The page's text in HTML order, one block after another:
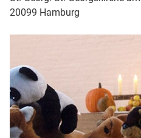
20099 Hamburg